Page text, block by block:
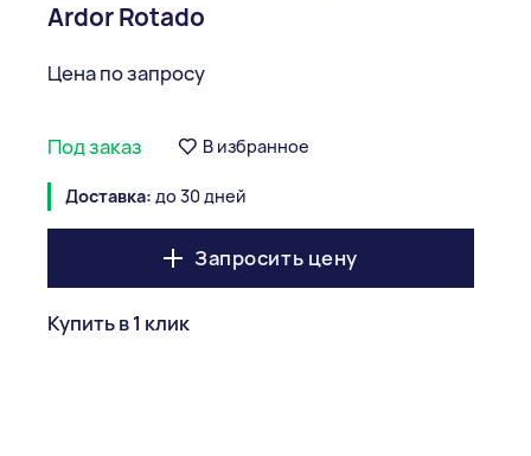
Ardor Rotado
Цена по запросу
Под заказ В избранное
Доставка: до 30 дней
Запросить цену
Купить в 1 клик